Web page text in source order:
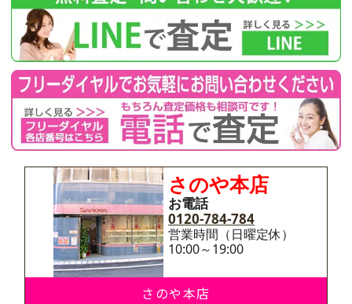
さのや本店
お電話
0120-784-784
営業時間（日曜定休）
10:00～19:00
さのや本店